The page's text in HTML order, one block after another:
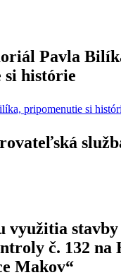
Pavla
si histórie
využitia
č. 132 na
Makov“